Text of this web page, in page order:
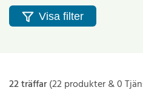
Visa filter
22 träffar(22 produkter & 0